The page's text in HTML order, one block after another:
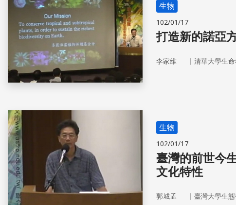
生物
102/01/17
打造新的諾亞
李家維 ｜ 清華大學生
生物
102/01/17
臺灣的前世今
文化特性
郭城孟 ｜ 臺灣大學生